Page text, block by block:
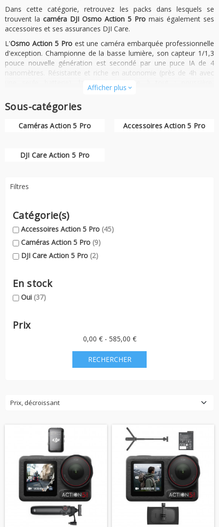
Dans cette catégorie, retrouvez les packs dans lesquels se
trouvent la caméra DJI Osmo Action 5 Pro mais également ses
accessoires et ses assurances DJI Care.
L'Osmo Action 5 Proest une caméra embarquée professionnelle
d'exception. Championne de la basse lumière, son capteur 1/1,3
pouce nouvelle génération est secondé par une puce IA de 4
nanomètres. Résistante et riche en autonomie (près de 4h avec
une seule batterie), la caméra résiste à tout : poussière,
environnements aquatiques, altitude, etc.
C'est la caméra ultime du sportif exigeant qui veut ramener de
aves les accessoires adéquats.
Afficher plus expand_more
Sous-catégories
Caméras Action 5 Pro Accessoires Action 5 Pro
DJI Care Action 5 Pro
Filtres
Catégorie(s)
Accessoires Action 5 Pro (45)
Caméras Action 5 Pro (9)
DJI Care Action 5 Pro (2)
En stock
Oui (37)
Prix
0,00 € - 585,00 €
Prix, décroissant